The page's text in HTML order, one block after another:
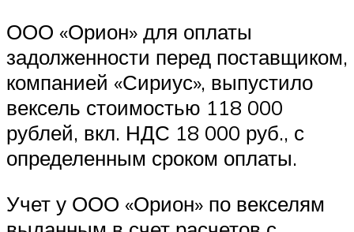
ООО «Орион» для оплаты
задолженности перед поставщиком,
компанией «Сириус», выпустило
вексель стоимостью 118 000
рублей, вкл. НДС 18 000 руб., с
определенным сроком оплаты.
Учет у ООО «Орион» по векселям